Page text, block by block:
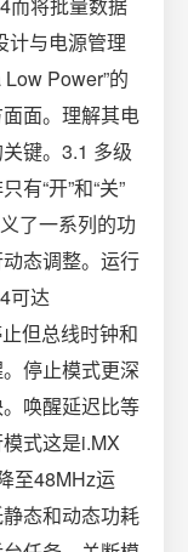
计与电源管理
Power”的
面。理解其电
键。3.1 多级
有“开”和“关”
了一系列的功
态调整。运行
可达
但总线时钟和
停止模式更深
唤醒延迟比等
式这是i.MX
至48MHz运
态和动态功耗